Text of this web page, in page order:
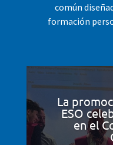
común
formación
La
ESO
en el